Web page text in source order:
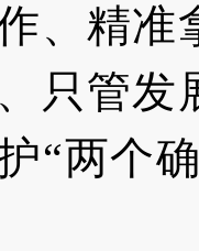
、精准
只管发
“两个